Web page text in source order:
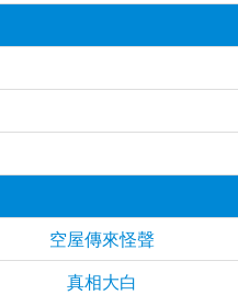
空屋傳來怪聲
真相大白